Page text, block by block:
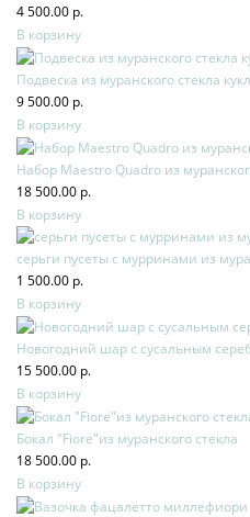
4 500.00 р.
В корзину
Подвеска из муранского стекла
9 500.00 р.
В корзину
Набор Maestro Quadro из
18 500.00 р.
В корзину
серьги пусеты с мурринами из
1 500.00 р.
В корзину
Новогодний шар с сусальным
15 500.00 р.
В корзину
Бокал "Fiore"из муранского стекла
18 500.00 р.
В корзину